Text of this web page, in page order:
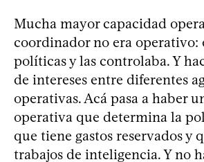
Mucha mayor capacidad
coordinador no era operativo:
políticas y las controlaba. Y
de intereses entre diferentes
operativas. Acá pasa a haber
operativa que determina la
que tiene gastos reservados y
trabajos de inteligencia. Y no